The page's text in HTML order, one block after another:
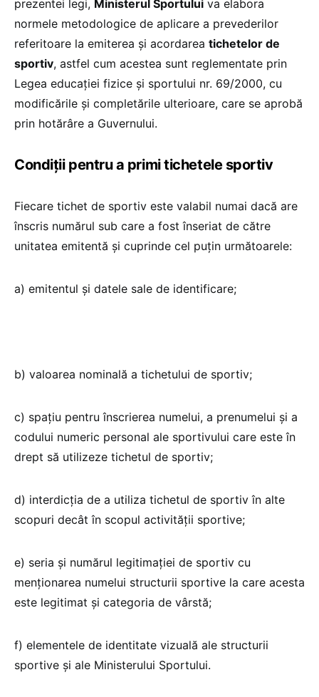
prezentei legi, Ministerul Sportului va elabora
normele metodologice de aplicare a prevederilor
referitoare la emiterea și acordarea tichetelor de
sportiv, astfel cum acestea sunt reglementate prin
Legea educației fizice și sportului nr. 69/2000, cu
modificările și completările ulterioare, care se aprobă
prin hotărâre a Guvernului.
Condiții pentru a primi tichetele sportiv
Fiecare tichet de sportiv este valabil numai dacă are
înscris numărul sub care a fost înseriat de către
unitatea emitentă și cuprinde cel puțin următoarele:
a) emitentul și datele sale de identificare;
b) valoarea nominală a tichetului de sportiv;
c) spațiu pentru înscrierea numelui, a prenumelui și a
codului numeric personal ale sportivului care este în
drept să utilizeze tichetul de sportiv;
d) interdicția de a utiliza tichetul de sportiv în alte
scopuri decât în scopul activității sportive;
e) seria și numărul legitimației de sportiv cu
menționarea numelui structurii sportive la care acesta
este legitimat și categoria de vârstă;
f) elementele de identitate vizuală ale structurii
sportive și ale Ministerului Sportului.